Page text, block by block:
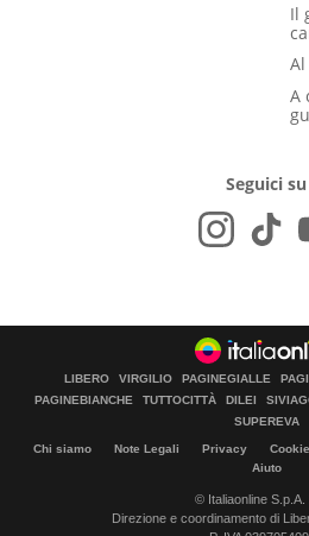
Il
A
Seguici su
LIBERO VIRGILIO PAGINEGIALLE
PAGINEBIANCHE
TUTTOCITTÀ DILEI
SUPEREVA
Chi siamo Note Legali Privacy
Aiuto
© Italiaonline S.p.A.
Direzione e coordinamento di